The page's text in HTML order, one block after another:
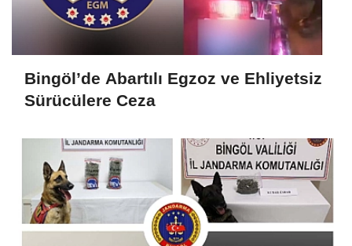
Bingöl’de Abartılı Egzoz ve Ehliyetsiz
Sürücülere Ceza